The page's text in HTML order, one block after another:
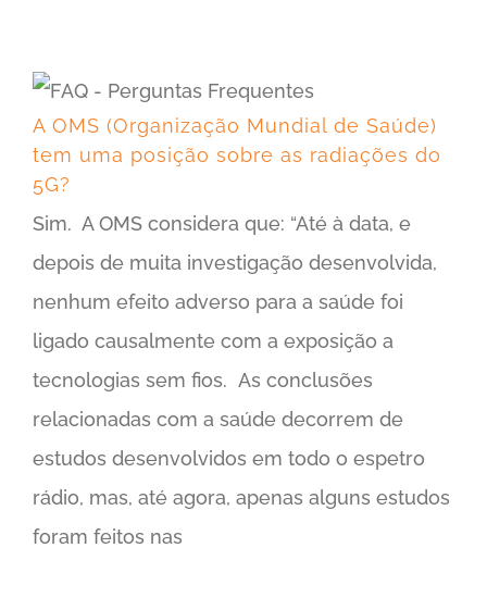
A OMS (Organização Mundial de Saúde)
tem uma posição sobre as radiações do
5G?
Sim. A OMS considera que: “Até à data, e
depois de muita investigação desenvolvida,
nenhum efeito adverso para a saúde foi
ligado causalmente com a exposição a
tecnologias sem fios. As conclusões
relacionadas com a saúde decorrem de
estudos desenvolvidos em todo o espetro
rádio, mas, até agora, apenas alguns estudos
foram feitos nas